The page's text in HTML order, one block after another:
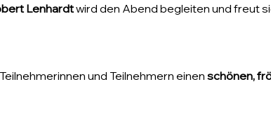
Lenhardt wird den Abend begleiten und freut
und Teilnehmern einen schönen,